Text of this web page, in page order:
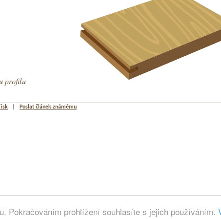
Pokračováním prohlížení souhlasíte s jejich používáním.
profilu
Poslat článek známému